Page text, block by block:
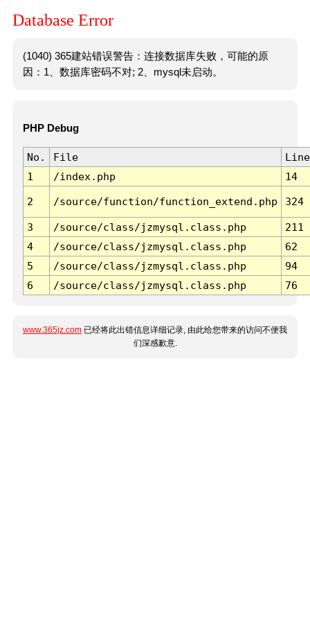
Database Error
(1040) 365建站错误警告：连接数据库失败，可能的原
因：1、数据库密码不对; 2、mysql未启动。
PHP Debug
No. File
Line
1
/index.php 14
2 /source/function/function_extend.php 324
3 /source/class/jzmysql.class.php
211
4
/source/class/jzmysql.class.php
62
5
/source/class/jzmysql.class.php
94
6
/source/class/jzmysql.class.php 76
www.365jz.com 已经将此出错信息详细记录, 由此给您带来的访问不便我
们深感歉意.